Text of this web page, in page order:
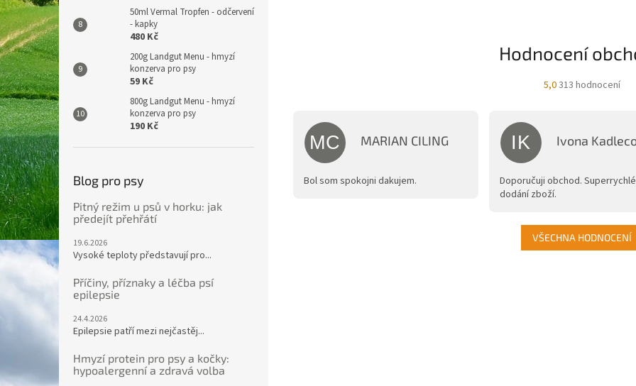
50ml Vermal Tropfen - odčervení
- kapky
480 Kč
200g Landgut Menu - hmyzí
konzerva pro psy
59 Kč
800g Landgut Menu - hmyzí
konzerva pro psy
190 Kč
Blog pro psy
Pitný režim u psů v horku: jak
předejít přehřátí
19.6.2026
Vysoké teploty představují pro...
Příčiny, příznaky a léčba psí
epilepsie
24.4.2026
Epilepsie patří mezi nejčastěj...
Hmyzí protein pro psy a kočky:
hypoalergenní a zdravá volba
Hodnocení
5,0Průměrné
5,0
hvězdiček.
313 hodnocení
MC MARIAN CILING
Hodnocení obchodu je 5 z 5 hvězdiček.
Bol som spokojni dakujem.
IK Ivona
Doporučuji obchod. Superrychlé
dodání zboží.
VŠECHNA HODNOCENÍ